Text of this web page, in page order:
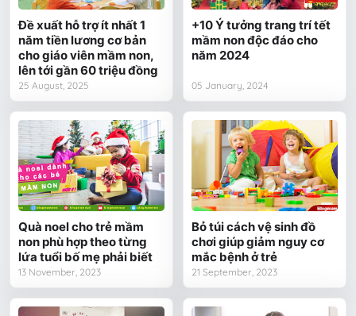
Đề xuất hỗ trợ ít nhất 1
năm tiền lương cơ bản
cho giáo viên mầm non,
lên tới gần 60 triệu đồng
25 August, 2025
+10 Ý tưởng trang trí tết
mầm non độc đáo cho
năm 2024
05 January, 2024
Quà noel cho trẻ mầm
non phù hợp theo từng
lứa tuổi bố mẹ phải biết
13 November, 2023
Bỏ túi cách vệ sinh đồ
chơi giúp giảm nguy cơ
mắc bệnh ở trẻ
21 September, 2023